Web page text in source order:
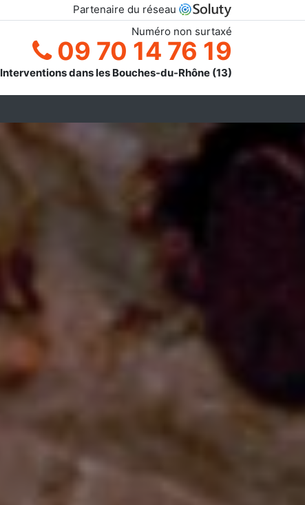
Partenaire du réseau
Numéro non surtaxé
09 70 14 76 19
Interventions dans les Bouches-du-Rhône (13)